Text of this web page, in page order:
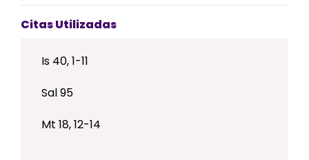
Citas Utilizadas
Is 40, 1-11
Sal 95
Mt 18, 12-14